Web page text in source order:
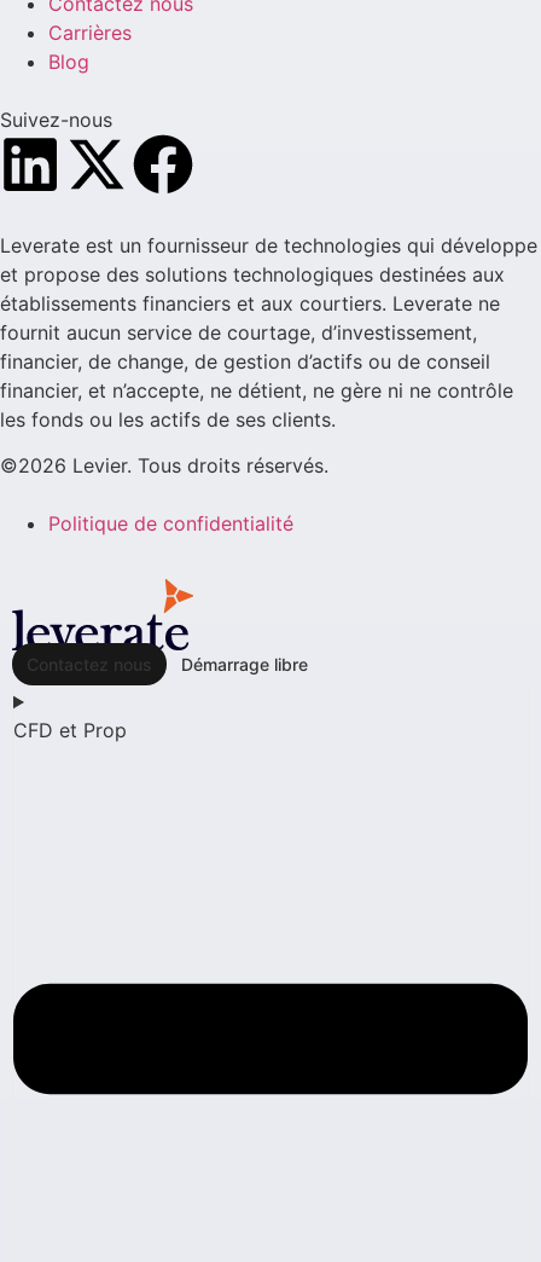
Carrières
Blog
Suivez-nous
Leverate est un fournisseur de technologies qui développe
et propose des solutions technologiques destinées aux
établissements financiers et aux courtiers. Leverate ne
fournit aucun service de courtage, d’investissement,
financier, de change, de gestion d’actifs ou de conseil
financier, et n’accepte, ne détient, ne gère ni ne contrôle
les fonds ou les actifs de ses clients.
©2026 Levier. Tous droits réservés.
Politique de confidentialité
Contactez nous Démarrage libre
CFD et Prop